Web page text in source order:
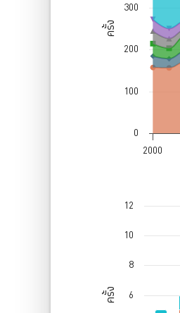
ครั้ง
2000
0
100
200
300
Bar chart with 7
The chart has 1
ครั้ง 6
8
10
12